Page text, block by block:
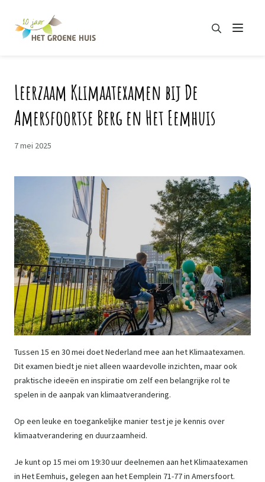
Menu
Zoeken
Leerzaam Klimaatexamen bij De
Amersfoortse Berg en Het Eemhuis
7 mei 2025
Tussen 15 en 30 mei doet Nederland mee aan het Klimaatexamen.
Dit examen biedt je niet alleen waardevolle inzichten, maar ook
praktische ideeën en inspiratie om zelf een belangrijke rol te
spelen in de aanpak van klimaatverandering.
Op een leuke en toegankelijke manier test je je kennis over
klimaatverandering en duurzaamheid.
Je kunt op 15 mei om 19:30 uur deelnemen aan het Klimaatexamen
in Het Eemhuis, gelegen aan het Eemplein 71-77 in Amersfoort.